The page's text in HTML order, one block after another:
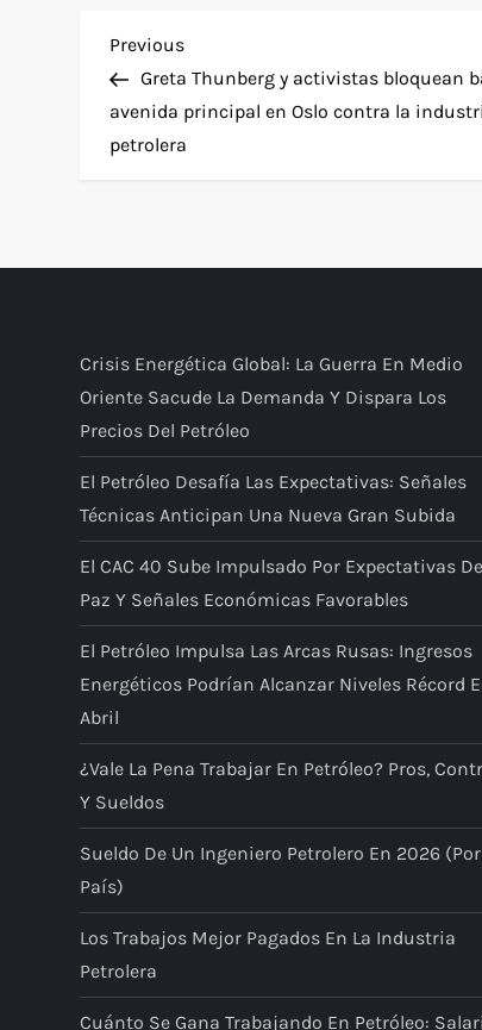
P
o
s
n
v
i
g
a
t
i
o
n
Previous
Post
Previous
Greta Thunberg y activistas bloquean
avenida principal en Oslo contra la
petrolera
Crisis Energética Global: La Guerra En Medio
Oriente Sacude La Demanda Y Dispara Los
Precios Del Petróleo
El Petróleo Desafía Las Expectativas: Señales
Técnicas Anticipan Una Nueva Gran Subida
El CAC 40 Sube Impulsado Por Expectativas De
Paz Y Señales Económicas Favorables
El Petróleo Impulsa Las Arcas Rusas: Ingresos
Energéticos Podrían Alcanzar Niveles Récord
Abril
¿Vale La Pena Trabajar En Petróleo? Pros,
Y Sueldos
Sueldo De Un Ingeniero Petrolero En 2026 (por
País)
Los Trabajos Mejor Pagados En La Industria
Petrolera
Cuánto Se Gana Trabajando En Petróleo: